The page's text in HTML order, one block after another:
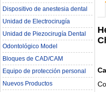
Dispositivo de anestesia dental
Unidad de Electrocirugía
Unidad de Piezocirugía Dental
Odontológico Model
Bloques de CAD/CAM
Equipo de protección personal
Nuevos Productos